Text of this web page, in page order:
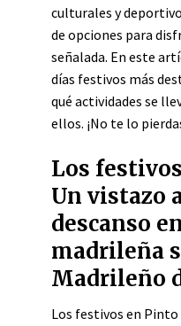
culturales y
de opciones para
señalada. En este
días festivos más
qué actividades se
ellos. ¡No te lo
Los
Un vistazo
descanso
madrileña
Madrileño
Los festivos en Pinto